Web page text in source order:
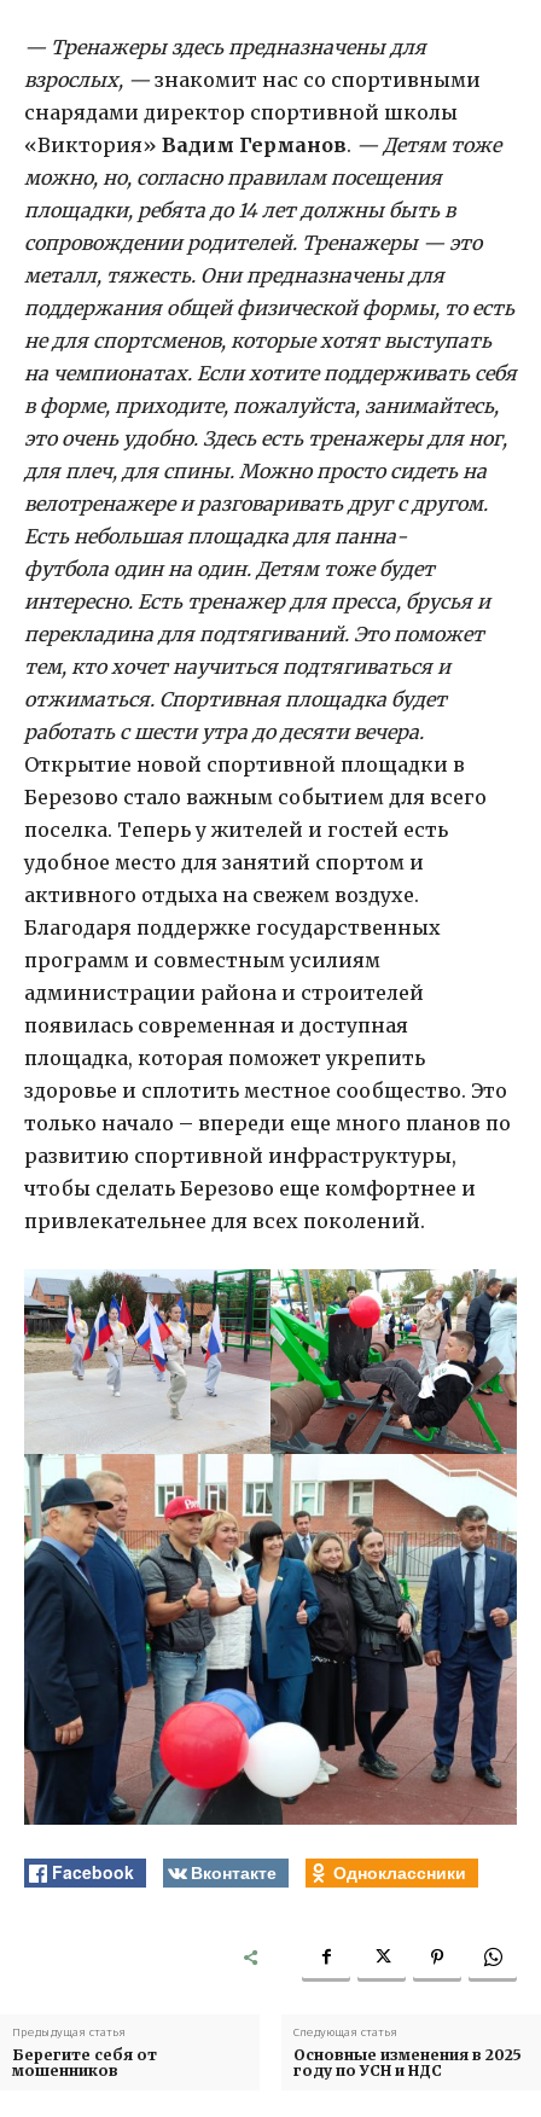
— Тренажеры здесь предназначены для
взрослых, — знакомит нас со спортивными
снарядами директор спортивной школы
«Виктория» Вадим Германов. — Детям тоже
можно, но, согласно правилам посещения
площадки, ребята до 14 лет должны быть в
сопровождении родителей. Тренажеры — это
металл, тяжесть. Они предназначены для
поддержания общей физической формы, то есть
не для спортсменов, которые хотят выступать
на чемпионатах. Если хотите поддерживать себя
в форме, приходите, пожалуйста, занимайтесь,
это очень удобно. Здесь есть тренажеры для ног,
для плеч, для спины. Можно просто сидеть на
велотренажере и разговаривать друг с другом.
Есть небольшая площадка для панна-
футбола один на один. Детям тоже будет
интересно. Есть тренажер для пресса, брусья и
перекладина для подтягиваний. Это поможет
тем, кто хочет научиться подтягиваться и
отжиматься. Спортивная площадка будет
работать с шести утра до десяти вечера.
Открытие новой спортивной площадки в
Березово стало важным событием для всего
поселка. Теперь у жителей и гостей есть
удобное место для занятий спортом и
активного отдыха на свежем воздухе.
Благодаря поддержке государственных
программ и совместным усилиям
администрации района и строителей
появилась современная и доступная
площадка, которая поможет укрепить
здоровье и сплотить местное сообщество. Это
только начало – впереди еще много планов по
развитию спортивной инфраструктуры,
чтобы сделать Березово еще комфортнее и
привлекательнее для всех поколений.
Facebook Вконтакте Одноклассники
Предыдущая статья
Берегите себя от
мошенников
Следующая статья
Основные изменения в 2025
году по УСН и НДС